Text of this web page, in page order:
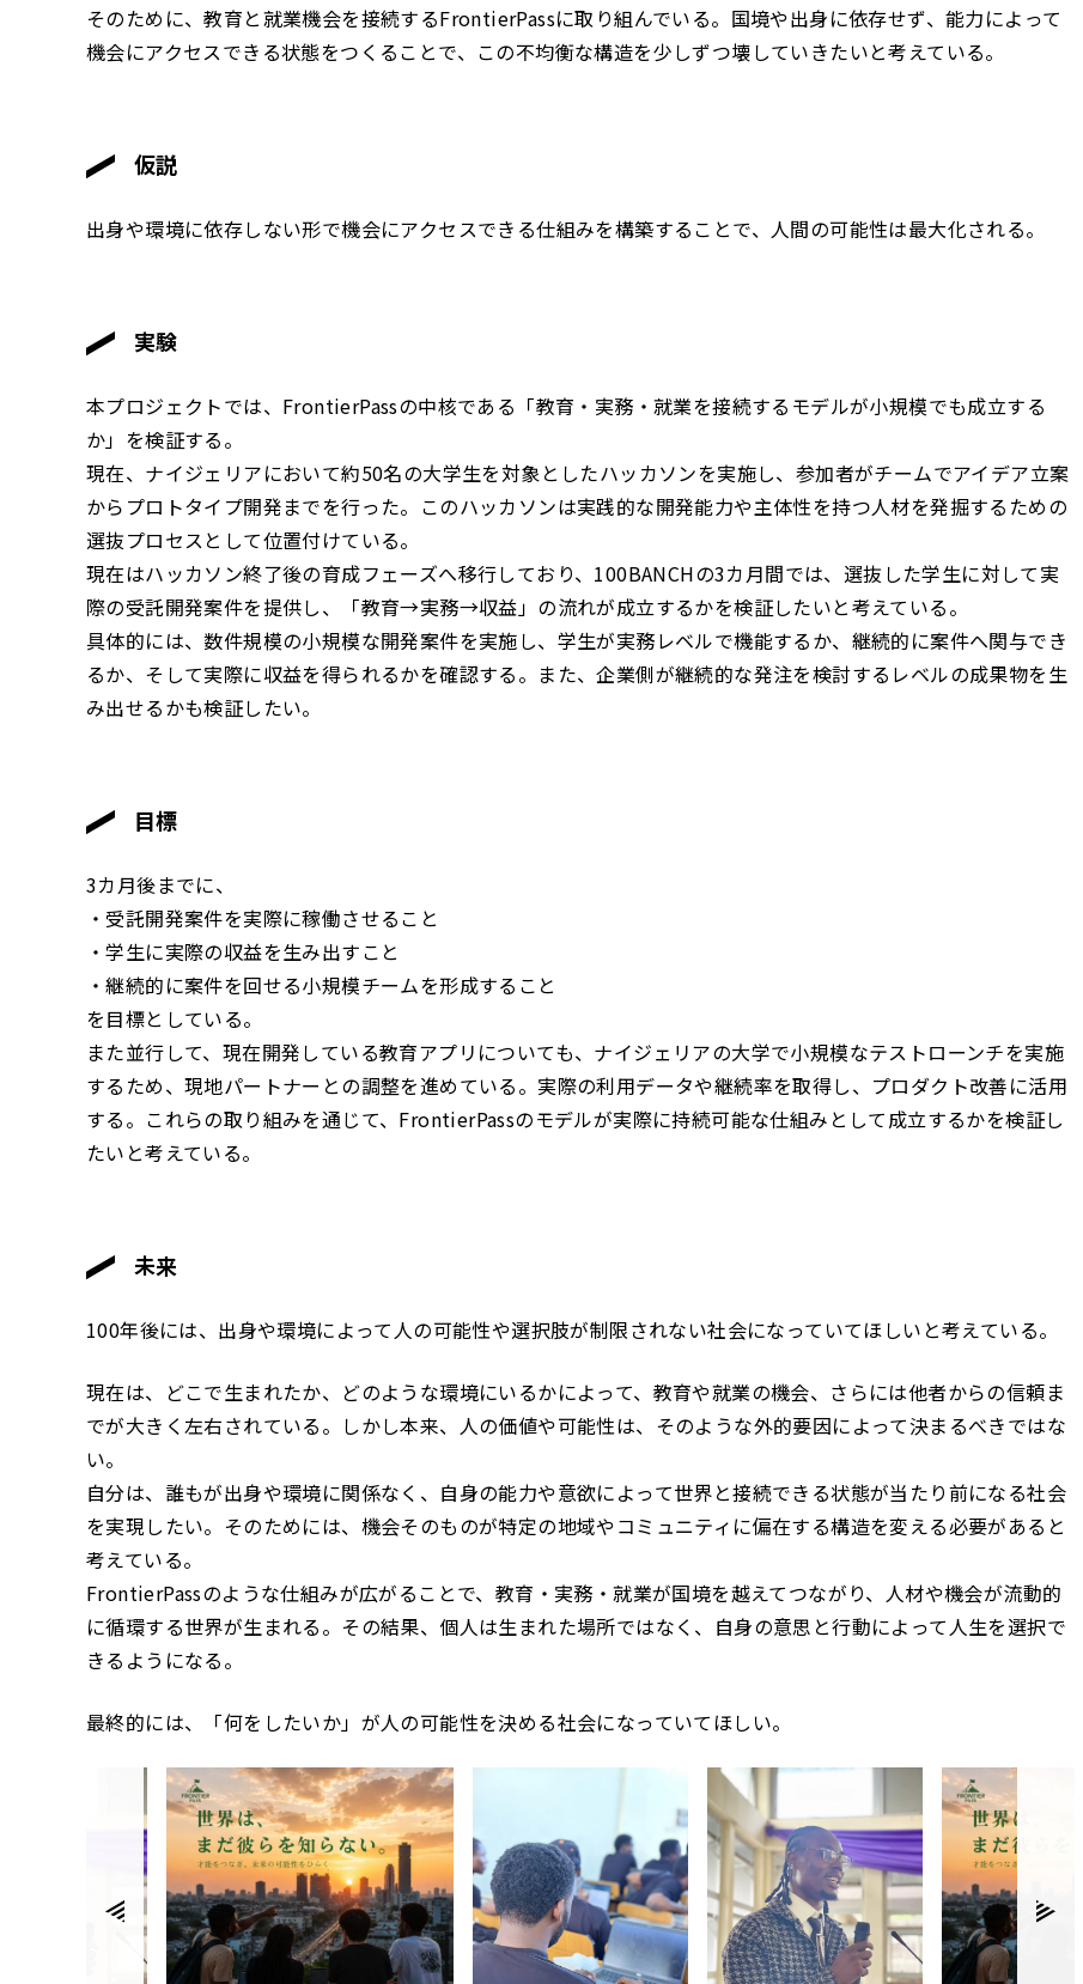
そのために、教育と就業機会を接続するFrontierPassに取り組んでいる。国境や出身に依存せず、能力によって
機会にアクセスできる状態をつくることで、この不均衡な構造を少しずつ壊していきたいと考えている。
仮説
出身や環境に依存しない形で機会にアクセスできる仕組みを構築することで、人間の可能性は最大化される。
実験
本プロジェクトでは、FrontierPassの中核である「教育・実務・就業を接続するモデルが小規模でも成立する
か」を検証する。
現在、ナイジェリアにおいて約50名の大学生を対象としたハッカソンを実施し、参加者がチームでアイデア立案
からプロトタイプ開発までを行った。このハッカソンは実践的な開発能力や主体性を持つ人材を発掘するための
選抜プロセスとして位置付けている。
現在はハッカソン終了後の育成フェーズへ移行しており、100BANCHの3カ月間では、選抜した学生に対して実
際の受託開発案件を提供し、「教育→実務→収益」の流れが成立するかを検証したいと考えている。
具体的には、数件規模の小規模な開発案件を実施し、学生が実務レベルで機能するか、継続的に案件へ関与でき
るか、そして実際に収益を得られるかを確認する。また、企業側が継続的な発注を検討するレベルの成果物を生
み出せるかも検証したい。
目標
3カ月後までに、
・受託開発案件を実際に稼働させること
・学生に実際の収益を生み出すこと
・継続的に案件を回せる小規模チームを形成すること
を目標としている。
また並行して、現在開発している教育アプリについても、ナイジェリアの大学で小規模なテストローンチを実施
するため、現地パートナーとの調整を進めている。実際の利用データや継続率を取得し、プロダクト改善に活用
する。これらの取り組みを通じて、FrontierPassのモデルが実際に持続可能な仕組みとして成立するかを検証し
たいと考えている。
未来
100年後には、出身や環境によって人の可能性や選択肢が制限されない社会になっていてほしいと考えている。
現在は、どこで生まれたか、どのような環境にいるかによって、教育や就業の機会、さらには他者からの信頼ま
でが大きく左右されている。しかし本来、人の価値や可能性は、そのような外的要因によって決まるべきではな
い。
自分は、誰もが出身や環境に関係なく、自身の能力や意欲によって世界と接続できる状態が当たり前になる社会
を実現したい。そのためには、機会そのものが特定の地域やコミュニティに偏在する構造を変える必要があると
考えている。
FrontierPassのような仕組みが広がることで、教育・実務・就業が国境を越えてつながり、人材や機会が流動的
に循環する世界が生まれる。その結果、個人は生まれた場所ではなく、自身の意思と行動によって人生を選択で
きるようになる。
最終的には、「何をしたいか」が人の可能性を決める社会になっていてほしい。